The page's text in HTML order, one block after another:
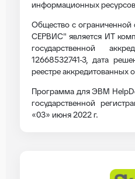
информационных
Общество с
СЕРВИС" является ИТ
государственной
12668532741-3, дата
реестре аккредитованных
Программа для ЭВМ
государственной
«03» июня 2022 г.